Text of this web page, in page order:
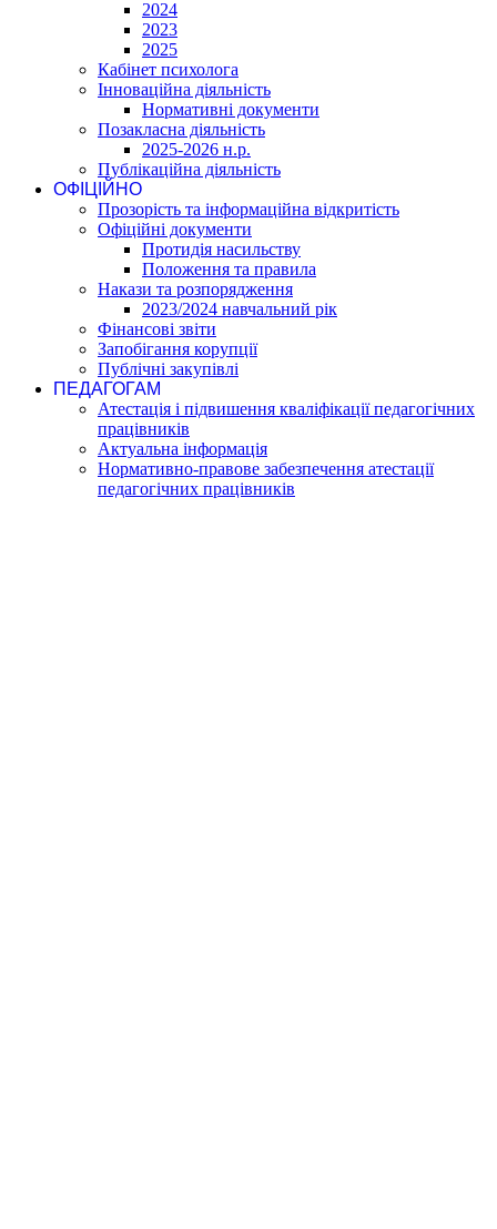
2024
2023
2025
Кабінет психолога
Інноваційна діяльність
Нормативні документи
Позакласна діяльність
2025-2026 н.р.
Публікаційна діяльність
ОФІЦІЙНО
Прозорість та інформаційна відкритість
Офіційні документи
Протидія насильству
Положення та правила
Накази та розпорядження
2023/2024 навчальний рік
Фінансові звіти
Запобігання корупції
Публічні закупівлі
ПЕДАГОГАМ
Атестація і підвишення кваліфікації педагогічних
працівників
Актуальна інформація
Нормативно-правове забезпечення атестації
педагогічних працівників